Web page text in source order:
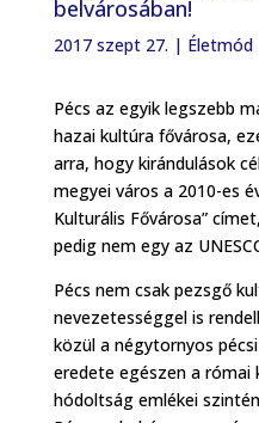
belvárosában!
2017 szept 27. | Életmód
Pécs az egyik legszebb
hazai kultúra fővárosa,
arra, hogy kirándulások
megyei város a 2010-es
Kulturális Fővárosa”
pedig nem egy az
Pécs nem csak pezsgő
nevezetességgel is
közül a négytornyos
eredete egészen a római
hódoltság emlékei